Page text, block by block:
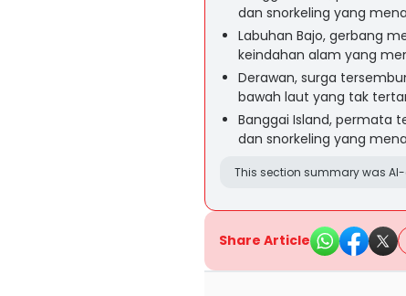
dan snorkeling yang
Labuhan Bajo, gerbang
keindahan alam yang
Derawan, surga
bawah laut yang tak
Banggai Island, permata
dan snorkeling yang
This section summary was
Share Article